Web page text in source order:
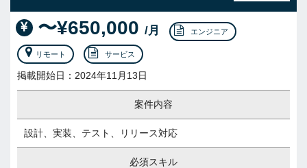
〜¥650,000 /月 エンジニア
リモート サービス
掲載開始日：2024年11月13日
案件内容
設計、実装、テスト、リリース対応
必須スキル